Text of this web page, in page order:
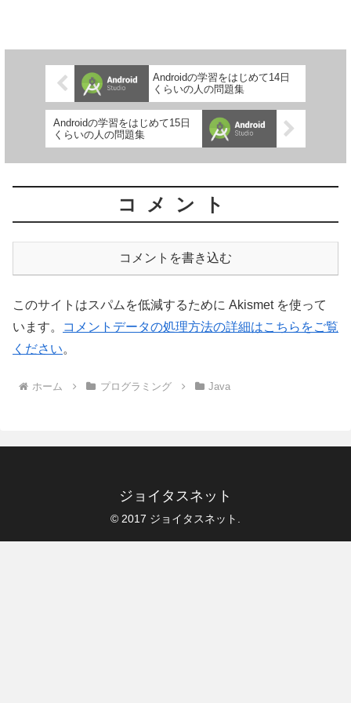
Androidの学習をはじめて14日
くらいの人の問題集
Androidの学習をはじめて15日
くらいの人の問題集
コメント
コメントを書き込む
このサイトはスパムを低減するために Akismet を使って
います。
コメントデータの処理方法の詳細はこちらをご覧
ください。
ホーム プログラミング Java
ジョイタスネット
© 2017 ジョイタスネット.